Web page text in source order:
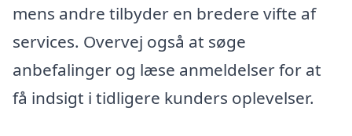
mens andre tilbyder en bredere vifte af
services. Overvej også at søge
anbefalinger og læse anmeldelser for at
få indsigt i tidligere kunders oplevelser.